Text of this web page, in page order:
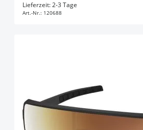
Lieferzeit: 2-3 Tage
Art.-Nr.: 120688